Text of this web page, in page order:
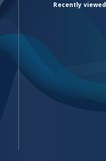
Recently viewed